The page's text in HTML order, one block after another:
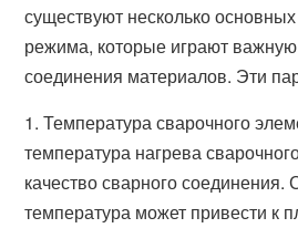
существуют несколько
режима, которые играют
соединения материалов. Эти
1. Температура сварочного
температура нагрева
качество сварного соединения.
температура может привести к